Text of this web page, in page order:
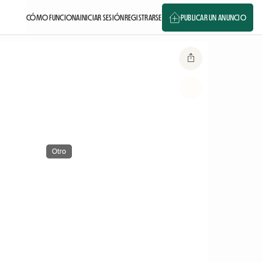
CÓMO FUNCIONAINICIAR SESIÓNREGISTRARSE PUBLICAR UN ANUNCIO
Otro